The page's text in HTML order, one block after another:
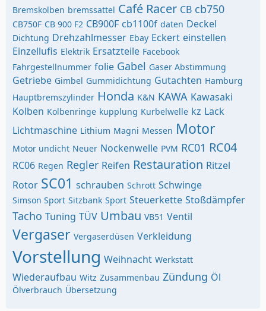
Bremskolben bremssattel Café Racer CB cb750
CB750F CB 900 F2 CB900F cb1100f daten Deckel
Dichtung Drehzahlmesser Ebay Eckert einstellen
Einzellufis Elektrik Ersatzteile Facebook
Fahrgestellnummer folie Gabel Gaser Abstimmung
Getriebe Gimbel Gummidichtung Gutachten Hamburg
Hauptbremszylinder Honda K&N KAWA Kawasaki
Kolben Kolbenringe kupplung Kurbelwelle kz Lack
Lichtmaschine Lithium Magni Messen Motor
Motor undicht Neuer Nockenwelle PVM RC01 RC04
RC06 Regen Regler Reifen Restauration Ritzel
Rotor SC01 schrauben Schrott Schwinge
Simson Sport Sitzbank Sport Steuerkette Stoßdämpfer
Tacho Tuning TÜV Umbau VB51 Ventil
Vergaser Vergaserdüsen Verkleidung
Vorstellung Weihnacht Werkstatt
Wiederaufbau Witz Zusammenbau Zündung Öl
Ölverbrauch Übersetzung